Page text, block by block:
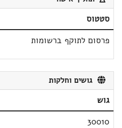
סטטוס
פרסום לתוקף ברשומות
גושים וחלקות
גוש
30010